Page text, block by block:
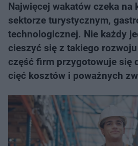
Najwięcej wakatów czeka na
sektorze turystycznym,
technologicznej. Nie każdy
cieszyć się z takiego
część firm przygotowuje się
cięć kosztów i poważnych